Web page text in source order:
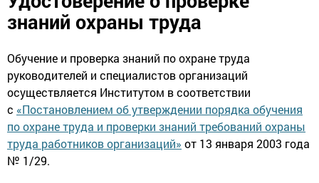
знаний охраны труда
Обучение и проверка знаний по охране труда
руководителей и специалистов организаций
осуществляется Институтом в соответствии
с «Постановлением об утверждении порядка обучения
по охране труда и проверки знаний требований охраны
труда работников организаций» от 13 января 2003 года
№ 1/29.